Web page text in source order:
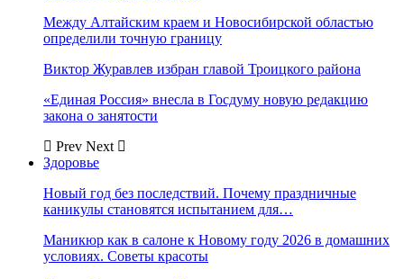
Между Алтайским краем и Новосибирской областью
определили точную границу
Виктор Журавлев избран главой Троицкого района
«Единая Россия» внесла в Госдуму новую редакцию
закона о занятости
Prev Next
Здоровье
Новый год без последствий. Почему праздничные
каникулы становятся испытанием для…
Маникюр как в салоне к Новому году 2026 в домашних
условиях. Советы красоты